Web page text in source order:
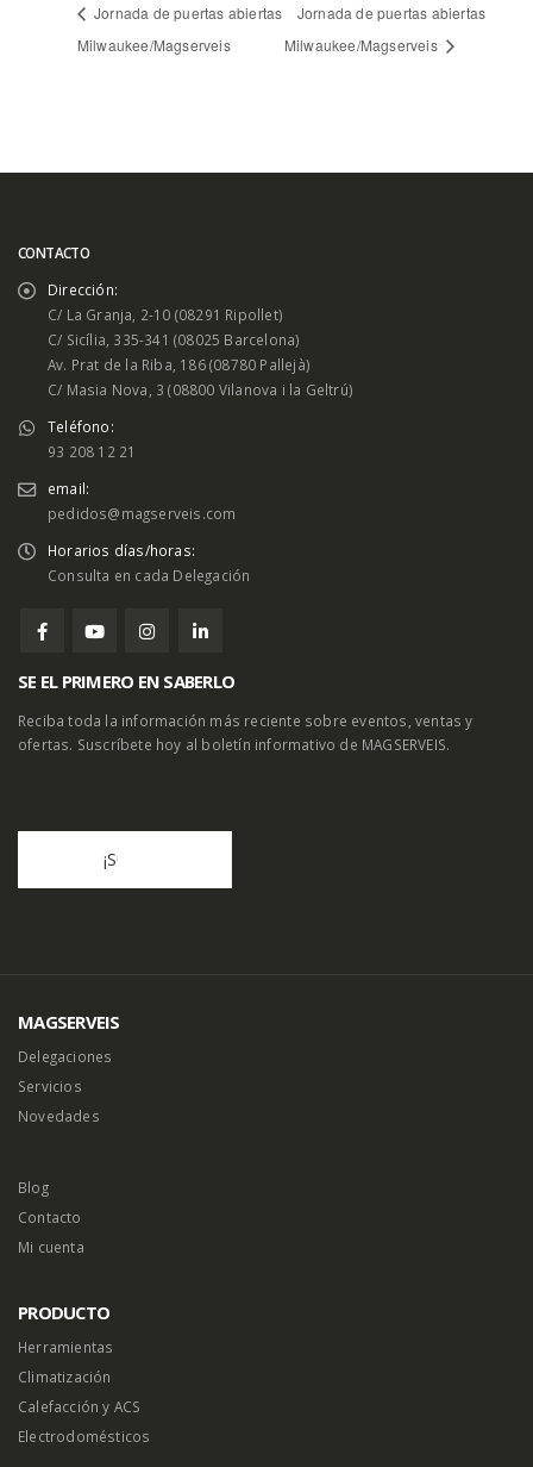
Jornada de puertas abiertas
Milwaukee/Magserveis
Jornada de puertas abiertas
Milwaukee/Magserveis
CONTACTO
Dirección:
C/ La Granja, 2-10 (08291 Ripollet)
C/ Sicília, 335-341 (08025 Barcelona)
Av. Prat de la Riba, 186 (08780 Pallejà)
C/ Masia Nova, 3 (08800 Vilanova i la Geltrú)
Teléfono:
93 208 12 21
email:
pedidos@magserveis.com
Horarios días/horas:
Consulta en cada Delegación
SE EL PRIMERO EN SABERLO
Reciba toda la información más reciente sobre eventos, ventas y
ofertas. Suscríbete hoy al boletín informativo de MAGSERVEIS.
MAGSERVEIS
Delegaciones
Servicios
Novedades
Blog
Contacto
Mi cuenta
PRODUCTO
Herramientas
Climatización
Calefacción y ACS
Electrodomésticos